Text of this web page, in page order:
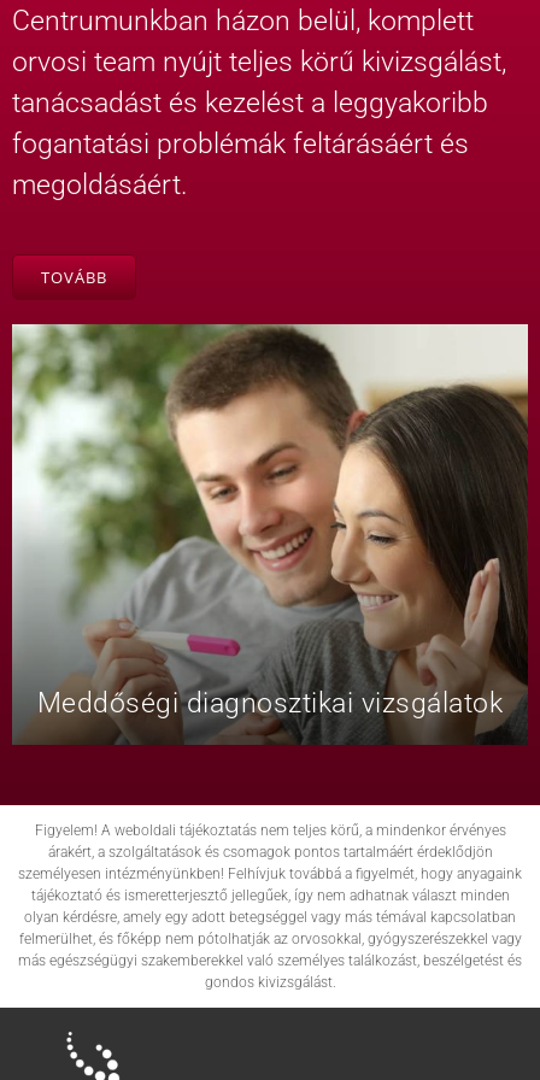
Centrumunkban házon belül, komplett
orvosi team nyújt teljes körű kivizsgálást,
tanácsadást és kezelést a leggyakoribb
fogantatási problémák feltárásáért és
megoldásáért.
TOVÁBB
Meddőségi diagnosztikai vizsgálatok
Figyelem! A weboldali tájékoztatás nem teljes körű, a mindenkor érvényes
árakért, a szolgáltatások és csomagok pontos tartalmáért érdeklődjön
személyesen intézményünkben! Felhívjuk továbbá a figyelmét, hogy anyagaink
tájékoztató és ismeretterjesztő jellegűek, így nem adhatnak választ minden
olyan kérdésre, amely egy adott betegséggel vagy más témával kapcsolatban
felmerülhet, és főképp nem pótolhatják az orvosokkal, gyógyszerészekkel vagy
más egészségügyi szakemberekkel való személyes találkozást, beszélgetést és
gondos kivizsgálást.